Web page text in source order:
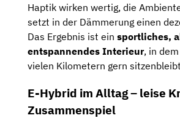
Haptik wirken wertig, die
setzt in der Dämmerung einen
Das Ergebnis ist ein sportliches,
entspannendes Interieur, in
vielen Kilometern gern
E-Hybrid im Alltag – leise
Zusammenspiel